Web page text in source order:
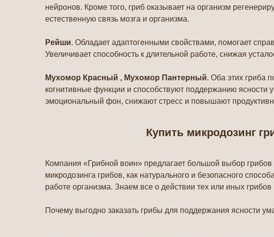
нейронов. Кроме того, гриб оказывает на организм
естественную связь мозга и организма.
Рейши. Обладает адаптогенными свойствами, помогает
Увеличивает способность к длительной работе, снижая
Мухомор Красный , Мухомор Пантерный. Оба этих гриба
когнитивные функции и способствуют поддержанию
эмоциональный фон, снижают стресс и повышают
Купить микродозинг
Компания «Грибной воин» предлагает большой выбор
микродозинга грибов, как натурального и безопасного
работе организма. Знаем все о действии тех или иных
Почему выгодно заказать грибы для поддержания ясности